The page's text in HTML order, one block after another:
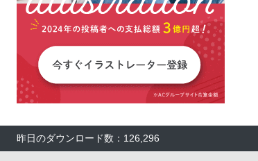
昨日のダウンロード数：126,296